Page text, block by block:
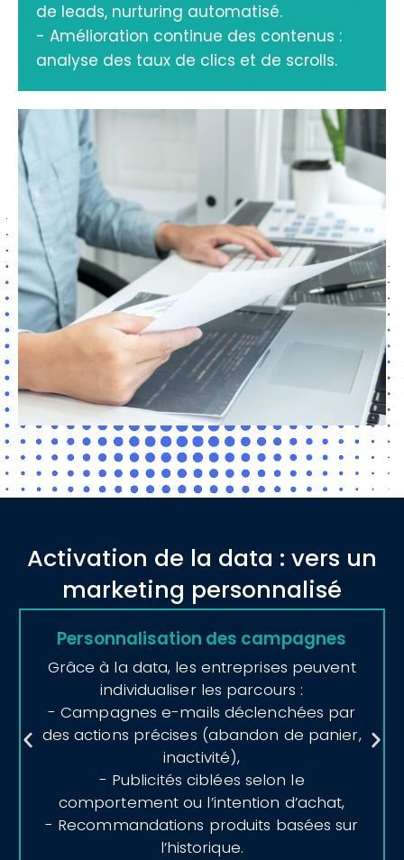
de leads, nurturing automatisé.
- Amélioration continue des contenus :
analyse des taux de clics et de scrolls.
Activation de la data : vers un
marketing personnalisé
Personnalisation des campagnes
Grâce à la data, les entreprises peuvent
individualiser les parcours :
- Campagnes e-mails déclenchées par
des actions précises (abandon de panier,
inactivité),
- Publicités ciblées selon le
comportement ou l’intention d’achat,
- Recommandations produits basées sur
l’historique.